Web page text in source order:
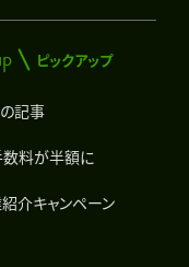
ピックアップ
記事
料が半額に
介キャンペーン